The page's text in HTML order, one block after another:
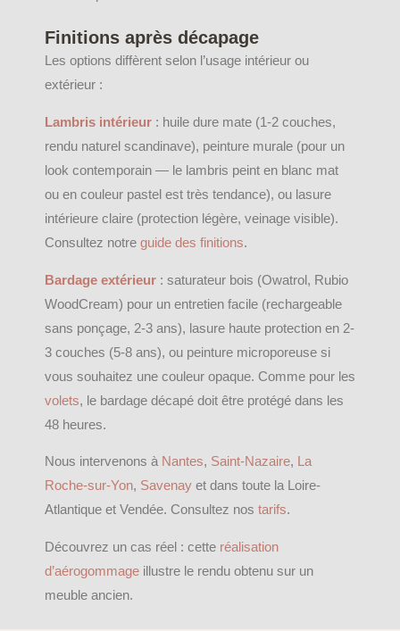
Finitions après décapage
Les options diffèrent selon l’usage intérieur ou
extérieur :
Lambris intérieur : huile dure mate (1-2 couches,
rendu naturel scandinave), peinture murale (pour un
look contemporain — le lambris peint en blanc mat
ou en couleur pastel est très tendance), ou lasure
intérieure claire (protection légère, veinage visible).
Consultez notre guide des finitions.
Bardage extérieur : saturateur bois (Owatrol, Rubio
WoodCream) pour un entretien facile (rechargeable
sans ponçage, 2-3 ans), lasure haute protection en 2-
3 couches (5-8 ans), ou peinture microporeuse si
vous souhaitez une couleur opaque. Comme pour les
volets, le bardage décapé doit être protégé dans les
48 heures.
Nous intervenons à Nantes, Saint-Nazaire,
La
Roche-sur-Yon, Savenay et dans toute la Loire-
Atlantique et Vendée. Consultez nos tarifs.
Découvrez un cas réel : cette réalisation
d’aérogommage illustre le rendu obtenu sur un
meuble ancien.